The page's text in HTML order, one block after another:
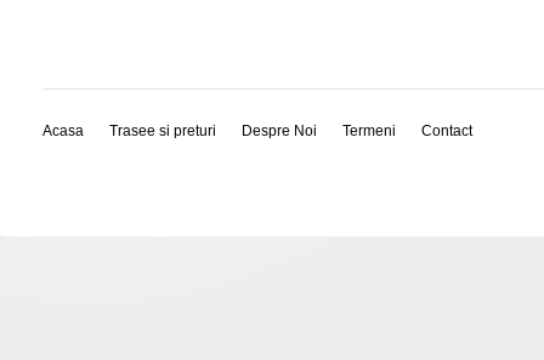
Acasa Trasee si preturi Despre Noi Termeni Contact